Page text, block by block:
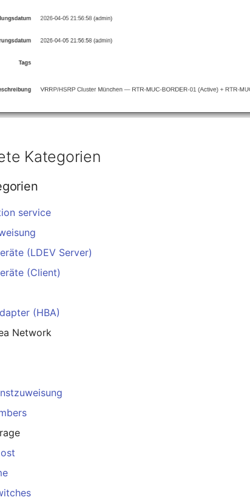
Kategorien
service
(LDEV Server)
(Client)
(HBA)
Network